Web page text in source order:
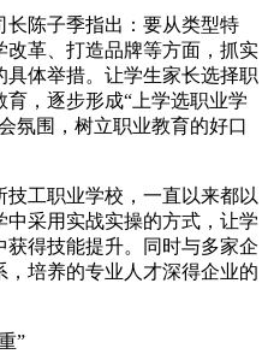
陈子季指出：要从类型特
革、打造品牌等方面，抓实
体举措。让学生家长选择职
，逐步形成“上学选职业学
氛围，树立职业教育的好口
工职业学校，一直以来都以
采用实战实操的方式，让学
得技能提升。同时与多家企
培养的专业人才深得企业的
”